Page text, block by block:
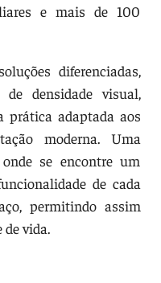
e mais de 100
diferenciadas,
densidade visual,
prática adaptada aos
moderna. Uma
se encontre um
de cada
permitindo assim
vida.